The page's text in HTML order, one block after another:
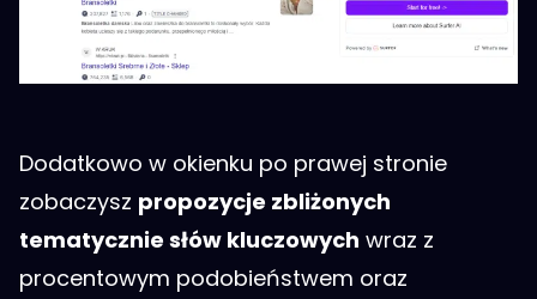
Dodatkowo w okienku po prawej stronie
zobaczysz propozycje zbliżonych
tematycznie słów kluczowych wraz z
procentowym podobieństwem oraz